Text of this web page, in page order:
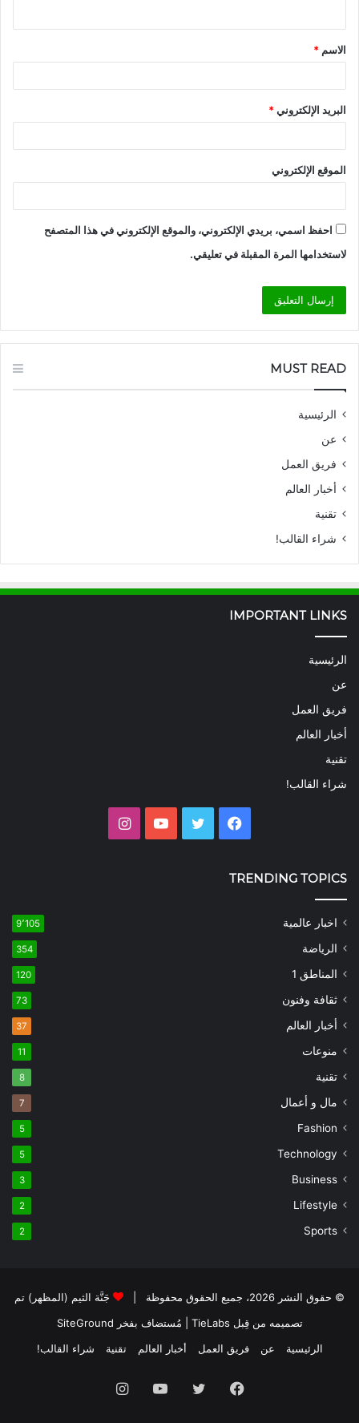
ق
*
الاسم *
البريد الإلكتروني*
الموقع الإلكتروني
احفظ اسمي، بريدي الإلكتروني، والموقع الإلكتروني في هذا المتصفح
لاستخدامها المرة المقبلة في تعليقي.
MUST READ
الرئيسية
عن
فريق العمل
أخبار العالم
تقنية
شراء القالب!
IMPORTANT LINKS
الرئيسية
عن
فريق العمل
أخبار العالم
تقنية
شراء القالب!
فيسبوك تويتر يوتيوب
TRENDING TOPICS
اخبار عالمية 9٬105
الرياضة 354
المناطق 1 120
ثقافة وفنون 73
أخبار العالم 37
منوعات 11
تقنية 8
مال و أعمال 7
Fashion
5
Technology
5
Business
3
Lifestyle
2
Sports
2
© حقوق النشر 2026، جميع الحقوق محفوظة |
جَنَّة الثيم (المظهر) تم
تصميمه من قِبل TieLabs
| مُستضاف بفخر SiteGround
الرئيسية
عن فريق العمل أخبار العالم تقنية شراء القالب!
فيسبوك تويتر يوتيوب